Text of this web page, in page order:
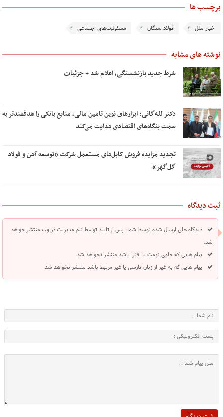
برچسب ها
اخبار ملل فولاد سنگان مسئولیت‌های اجتماعی
نوشته های مشابه
شرط جدید بازنشستگی، اعلام شد + جزئیات
دکتر للـه‌گانی: ابزارهای نوین تامین مالی، منابع بانکی را هدفمندتر به
سمت بنگاه‌های اقتصادی هدایت می‌کند
تجدید مزایده فروش کابل‌های مستعمل شرکت «توسعه آهن و فولاد
گل‌گهر»
ثبت دیدگاه
دیدگاه های ارسال شده توسط شما، پس از تایید توسط تیم مدیریت در وب منتشر خواهد
شد.
پیام هایی که حاوی تهمت یا افترا باشد منتشر نخواهد شد.
پیام هایی که به غیر از زبان فارسی یا غیر مرتبط باشد منتشر نخواهد شد.